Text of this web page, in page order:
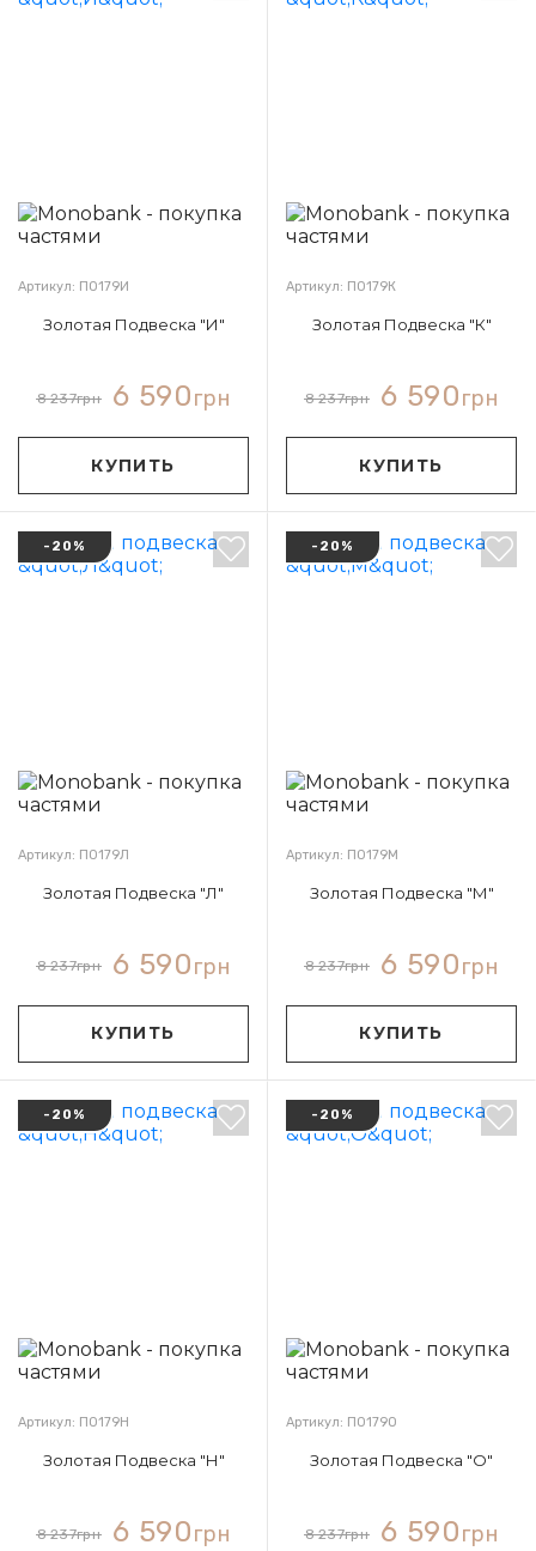
Артикул: П0179И
Золотая Подвеска "И"
8 237грн 6 590грн
КУПИТЬ
Артикул: П0179К
Золотая Подвеска "К"
8 237грн 6 590грн
КУПИТЬ
-20%
Артикул: П0179Л
Золотая Подвеска "Л"
8 237грн 6 590грн
КУПИТЬ
-20%
Артикул: П0179М
Золотая Подвеска "М"
8 237грн 6 590грн
КУПИТЬ
-20%
Артикул: П0179Н
Золотая Подвеска "Н"
8 237грн 6 590грн
-20%
Артикул: П0179О
Золотая Подвеска "О"
8 237грн 6 590грн